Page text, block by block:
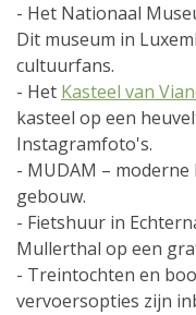
- Het Nationaal
Dit museum in
cultuurfans.
- Het Kasteel van
kasteel op een
Instagramfoto's.
- MUDAM –
gebouw.
- Fietshuur in
Mullerthal op een
- Treintochten en
vervoersopties zijn